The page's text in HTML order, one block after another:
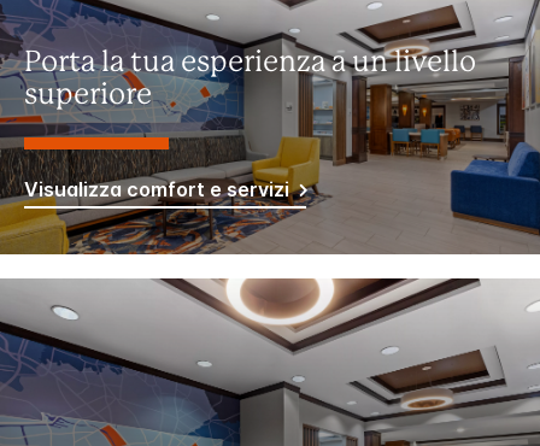
Porta la tua esperienza a un livello
superiore
Visualizza comfort e servizi